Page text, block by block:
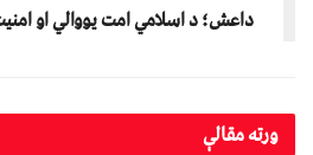
داعش؛ د اسلامي امت یووالي او
ورتهمقالې